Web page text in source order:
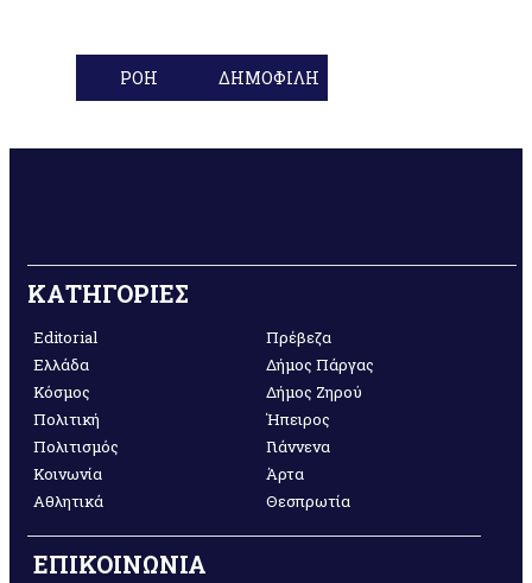
ΡΟΗ ΔΗΜΟΦΙΛΗ
ΚΑΤΗΓΟΡΙΕΣ
Editorial
Ελλάδα
Κόσμος
Πολιτική
Πολιτισμός
Κοινωνία
Αθλητικά
Πρέβεζα
Δήμος Πάργας
Δήμος Ζηρού
Ήπειρος
Γιάννενα
Άρτα
Θεσπρωτία
ΕΠΙΚΟΙΝΩΝΙΑ